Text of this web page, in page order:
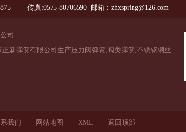
传真:0575-80706590 邮箱：zhxspring@126.com
司
新弹簧有限公司生产压力阀弹簧,阀类弹簧,不锈钢钢丝
我们 网站地图 XML 返回顶部